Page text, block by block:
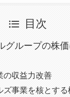
目次
グループの株
の収益力改善
ズ事業を核とす